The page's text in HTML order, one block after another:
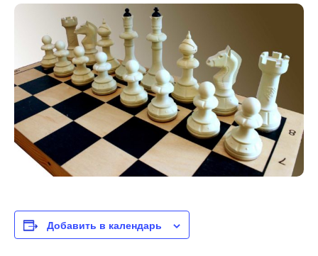
Добавить в календарь